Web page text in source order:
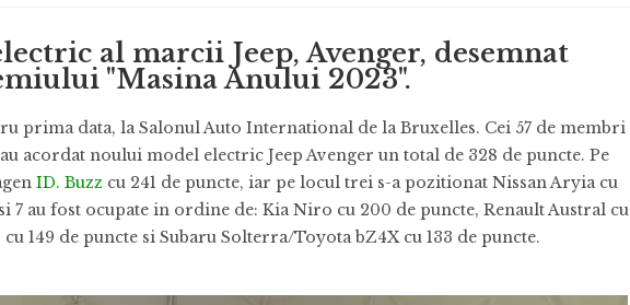
al marcii Jeep, Avenger, desemnat
"Masina Anului 2023".
prima data, la Salonul Auto International de la Bruxelles. Cei 57 de membri
acordat noului model electric Jeep Avenger un total de 328 de puncte. Pe
ID. Buzz cu 241 de puncte, iar pe locul trei s-a pozitionat Nissan Aryia cu
7 au fost ocupate in ordine de: Kia Niro cu 200 de puncte, Renault Austral cu
cu 149 de puncte si Subaru Solterra/Toyota bZ4X cu 133 de puncte.